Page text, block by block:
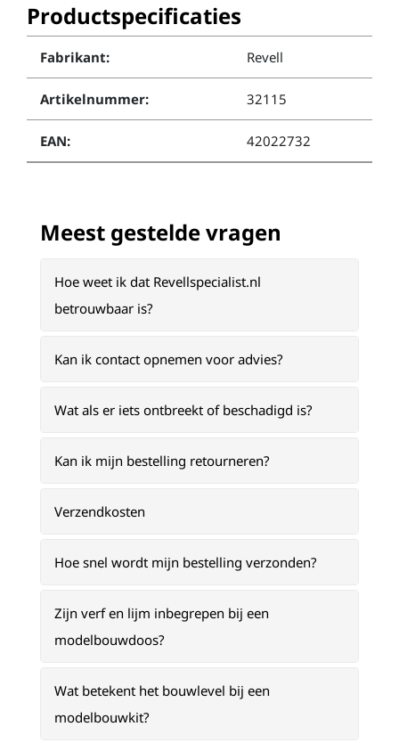
Productspecificaties
Fabrikant: Revell
Artikelnummer: 32115
EAN: 42022732
Meest gestelde vragen
Hoe weet ik dat Revellspecialist.nl
betrouwbaar is?
Kan ik contact opnemen voor advies?
Wat als er iets ontbreekt of beschadigd is?
Kan ik mijn bestelling retourneren?
Verzendkosten
Hoe snel wordt mijn bestelling verzonden?
Zijn verf en lijm inbegrepen bij een
modelbouwdoos?
Wat betekent het bouwlevel bij een
modelbouwkit?